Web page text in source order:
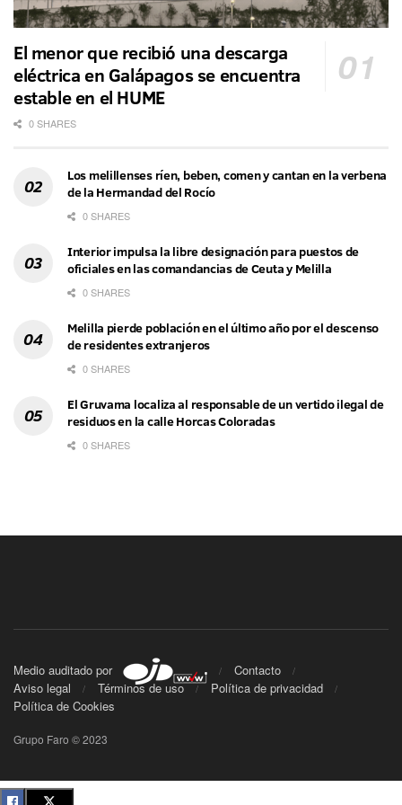
El menor que recibió una descarga
eléctrica en Galápagos se encuentra
estable en el HUME
0 SHARES
Los melillenses ríen, beben, comen y cantan en la verbena
de la Hermandad del Rocío
0 SHARES
Interior impulsa la libre designación para puestos de
oficiales en las comandancias de Ceuta y Melilla
0 SHARES
Melilla pierde población en el último año por el descenso
de residentes extranjeros
0 SHARES
El Gruvama localiza al responsable de un vertido ilegal de
residuos en la calle Horcas Coloradas
0 SHARES
Medio auditado por
Contacto
Aviso legal
Términos de uso
Política de privacidad
Política de Cookies
Grupo Faro © 2023